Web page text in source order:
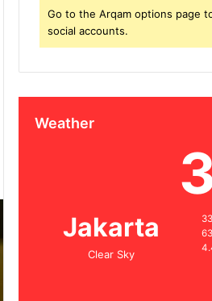
Go to the Arqam options page
social accounts.
Weather
Jakarta
Clear Sky